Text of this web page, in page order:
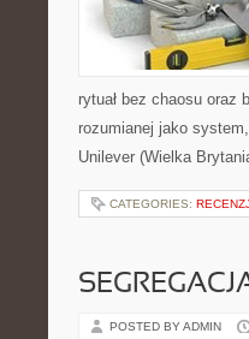
rytuał bez chaosu oraz
rozumianej jako
Unilever (Wielka
CATEGORIES:
POSTED BY ADMIN